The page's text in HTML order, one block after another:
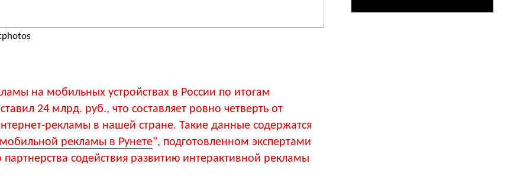
на мобильных устройствах в России по итогам
24 млрд. руб., что составляет ровно четверть от
рекламы в нашей стране. Такие данные содержатся
рекламы в Рунете", подготовленном экспертами
содействия развитию интерактивной рекламы